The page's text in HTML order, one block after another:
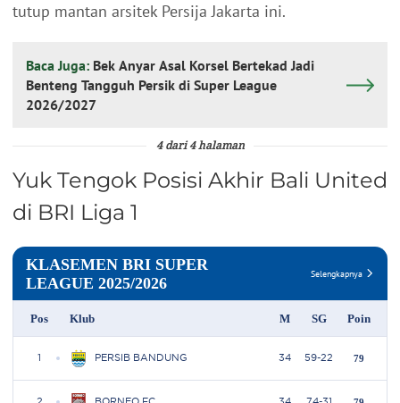
tutup mantan arsitek Persija Jakarta ini.
Baca Juga: Bek Anyar Asal Korsel Bertekad Jadi
Benteng Tangguh Persik di Super League
2026/2027
4 dari 4 halaman
Yuk Tengok Posisi Akhir Bali United
di BRI Liga 1